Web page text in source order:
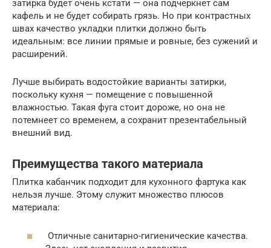
затирка будет очень кстати — она подчеркнет сам
кафель и не будет собирать грязь. Но при контрастных
швах качество укладки плитки должно быть
идеальным: все линии прямые и ровные, без сужений и
расширений.
Лучше выбирать водостойкие варианты затирки,
поскольку кухня — помещение с повышенной
влажностью. Такая фуга стоит дороже, но она не
потемнеет со временем, а сохранит презентабельный
внешний вид.
Преимущества такого материала
Плитка кабанчик подходит для кухонного фартука как
нельзя лучше. Этому служит множество плюсов
материала:
Отличные санитарно-гигиенические качества.